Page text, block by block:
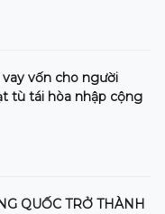
vốn cho người
tù tái hòa nhập cộng
QUỐC TRỞ THÀNH